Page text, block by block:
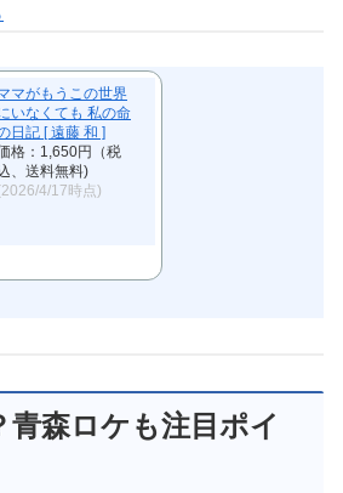
マがもうこの世界
いなくても 私の命
日記 [ 遠藤 和 ]
格：1,650円（税
、送料無料)
4/17時点)
青森ロケも注目ポイ